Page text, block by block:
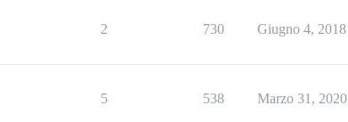
2 730 Giugno 4, 2018
5 538 Marzo 31, 2020